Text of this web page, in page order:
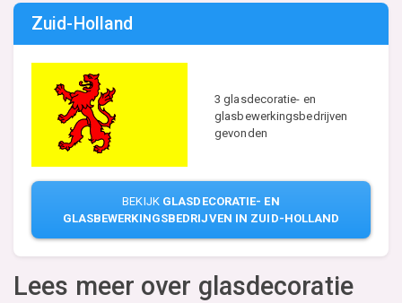
Zuid-Holland
3 glasdecoratie- en
glasbewerkingsbedrijven
gevonden
BEKIJK GLASDECORATIE- EN
GLASBEWERKINGSBEDRIJVEN IN ZUID-HOLLAND
Lees meer over glasdecoratie